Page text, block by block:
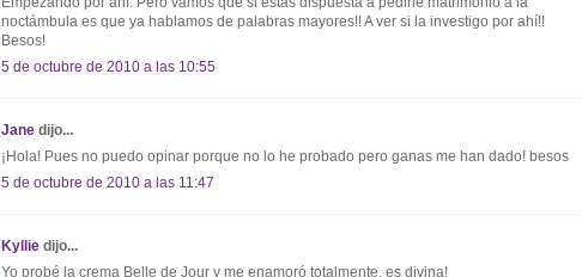
noctámbula es que ya hablamos de palabras mayores!! A ver si la investigo por ahí!!
Besos!
5 de octubre de 2010 a las 10:55
Jane dijo...
¡Hola! Pues no puedo opinar porque no lo he probado pero ganas me han dado! besos
5 de octubre de 2010 a las 11:47
Kyllie dijo...
Yo probé la crema Belle de Jour y me enamoró totalmente, es divina!